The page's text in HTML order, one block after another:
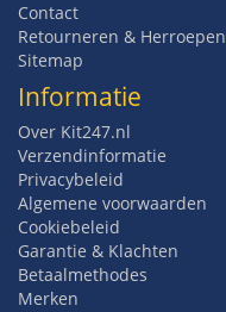
Contact
Retourneren & Herroepen
Sitemap
Informatie
Over Kit247.nl
Verzendinformatie
Privacybeleid
Algemene voorwaarden
Cookiebeleid
Garantie & Klachten
Betaalmethodes
Merken